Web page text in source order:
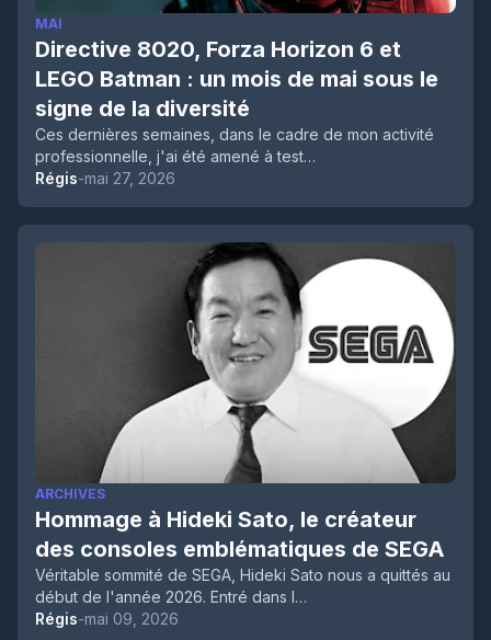
MAI
Directive 8020, Forza Horizon 6 et
LEGO Batman : un mois de mai sous le
signe de la diversité
Ces dernières semaines, dans le cadre de mon activité
professionnelle, j'ai été amené à test…
Régis-mai 27, 2026
ARCHIVES
Hommage à Hideki Sato, le créateur
des consoles emblématiques de SEGA
Véritable sommité de SEGA, Hideki Sato nous a quittés au
début de l'année 2026. Entré dans l…
Régis-mai 09, 2026